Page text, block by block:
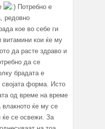
Потребно е
редовно
кое во себе ги
витамини кои ќе му
да расте здраво и
да се
брадата е
својата форма. Исто
од време на време
влакното ќе му се
ќе се освежи. За